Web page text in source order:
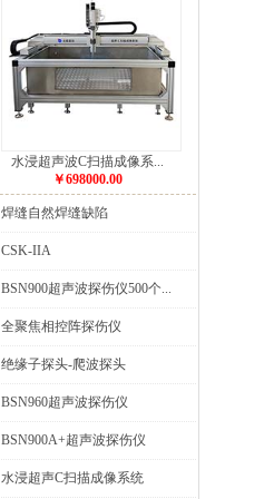
水浸超声波C扫描成像系...
￥698000.00
焊缝自然焊缝缺陷
CSK-IIA
BSN900超声波探伤仪500个...
全聚焦相控阵探伤仪
绝缘子探头-爬波探头
BSN960超声波探伤仪
BSN900A+超声波探伤仪
水浸超声C扫描成像系统